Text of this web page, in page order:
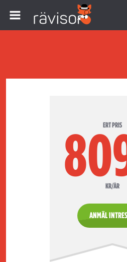
ERT PRIS
KR/ÅR
ANMÄL